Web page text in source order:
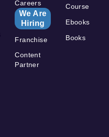
Careers
We Are
Hiring
Franchise
Content
Partner
Course
Ebooks
Books